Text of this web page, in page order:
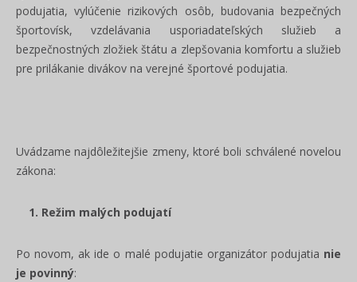
podujatia, vylúčenie rizikových osôb, budovania bezpečných
športovísk, vzdelávania usporiadateľských služieb a
bezpečnostných zložiek štátu a zlepšovania komfortu a služieb
pre prilákanie divákov na verejné športové podujatia.
Uvádzame najdôležitejšie zmeny, ktoré boli schválené novelou
zákona:
1. Režim malých podujatí
Po novom, ak ide o malé podujatie organizátor podujatia nie
je povinný: